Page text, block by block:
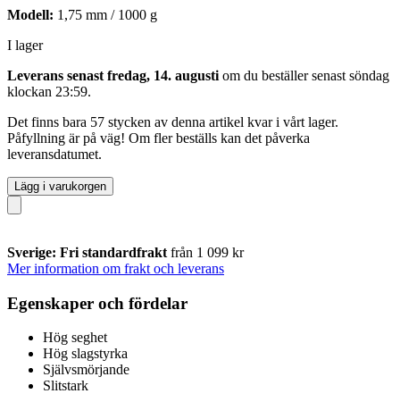
Modell: 1,75 mm / 1000 g
I lager
Leverans senast fredag, 14. augusti om du beställer senast söndag
klockan 23:59.
Det finns bara 57 stycken av denna artikel kvar i vårt lager.
Påfyllning är på väg! Om fler beställs kan det påverka
leveransdatumet.
Lägg i varukorgen
Sverige: Fri standardfrakt från 1 099 kr
Mer information om frakt och leverans
Egenskaper och fördelar
Hög seghet
Hög slagstyrka
Självsmörjande
Slitstark